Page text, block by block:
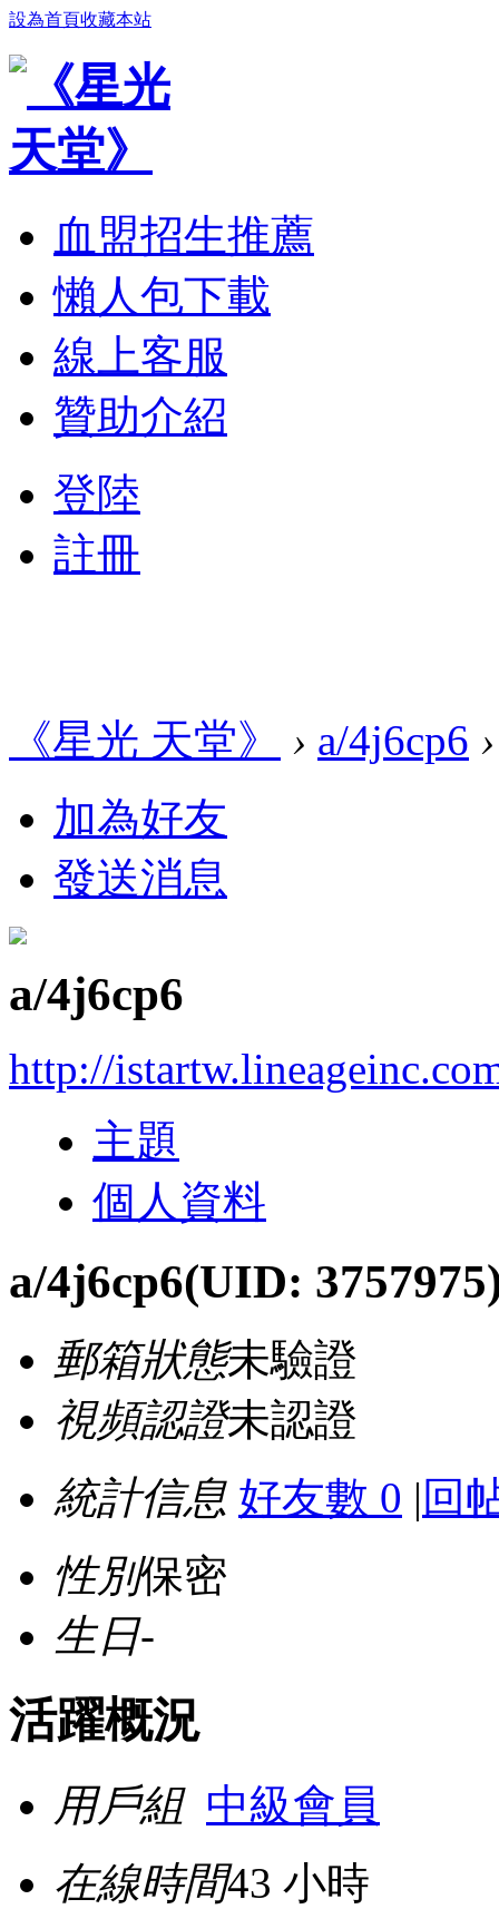
設為首頁收藏本站
血盟招生推薦
懶人包下載
線上客服
贊助介紹
登陸
註冊
《星光 天堂》 › a/4j6cp6 ›
加為好友
發送消息
a/4j6cp6
http://
主題
個人資料
a/4j6cp6(UID:
郵箱狀態未驗證
視頻認證未認證
統計信息 好友數 0 | 回
性別保密
生日-
活躍概況
用戶組 中級會員
在線時間43 小時